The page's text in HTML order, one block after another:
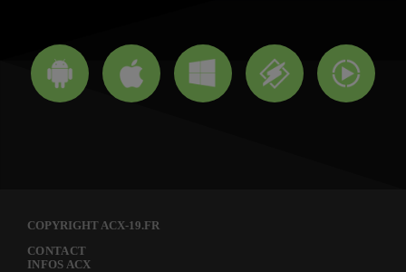
COPYRIGHT ACX-19.FR
CONTACT
INFOS ACX